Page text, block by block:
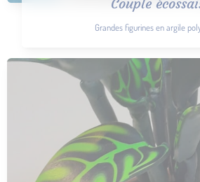
Grandes figurines en argile